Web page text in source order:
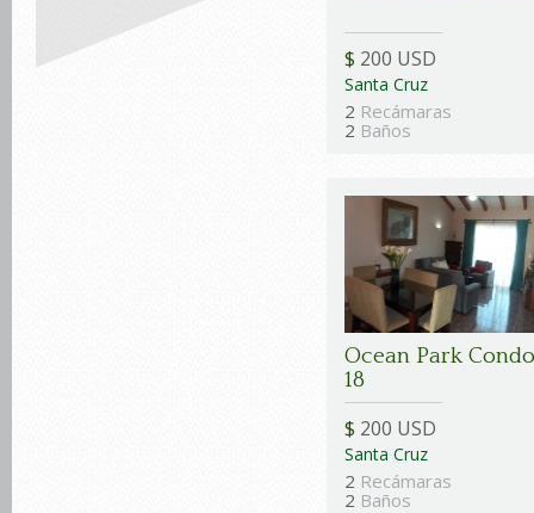
$ 200 USD
Santa Cruz
2 Recámaras
2 Baños
Ocean Park Condo
18
$ 200 USD
Santa Cruz
2 Recámaras
2 Baños